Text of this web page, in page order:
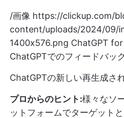
/画像 https://clickup.com/
content/uploads/2024/09/
1400x576.png ChatGPT
ChatGPTでのフィードバッ
ChatGPTの新しい再生成さ
プロからのヒント:様々なソ
ットフォームでターゲット